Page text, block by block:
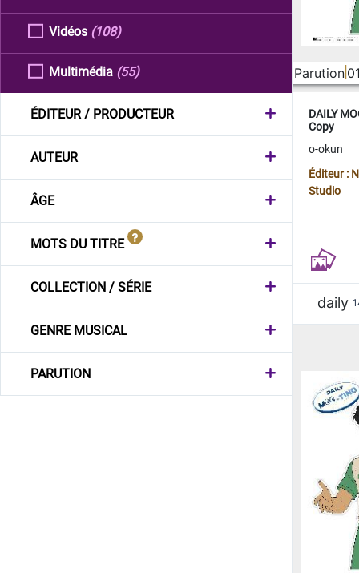
Vidéos (108)
Multimédia (55)
ÉDITEUR / PRODUCTEUR
AUTEUR
ÂGE
MOTS DU TITRE
COLLECTION / SÉRIE
GENRE MUSICAL
PARUTION
Parution
DAILY
Copy
o-okun
Éditeur :
Studio
daily